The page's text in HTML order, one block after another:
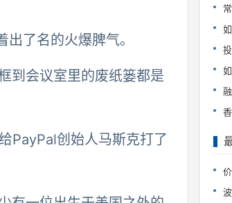
了名的火爆脾气。
到会议室里的废纸篓都是
PayPal创始人马斯克打了